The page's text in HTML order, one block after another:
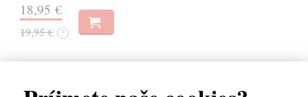
18,95 €
19,95 € ?